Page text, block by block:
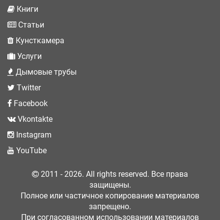
Книги
Статьи
Кунсткамера
Услуги
Дымовые трубы
Twitter
Facebook
Vkontakte
Instagram
YouTube
2011 - 2026. All rights reserved. Все права
защищены.
Полное или частичное копирование материалов
запрещено.
При согласованном использовании материалов